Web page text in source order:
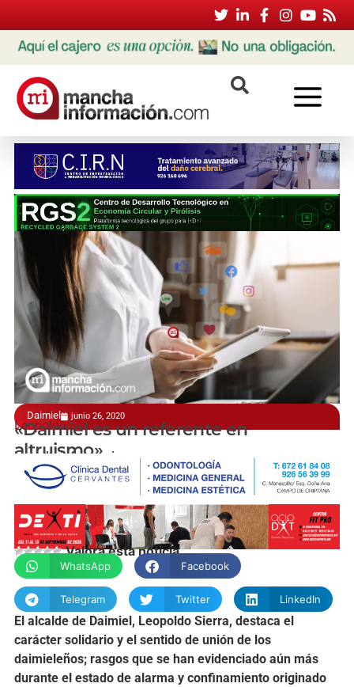
Daimiel junio 26, 2020
Leopoldo Sierra, en su balance del año político
«Daimiel es un referente en
altruismo»
manchainformacion.com
Valora esta noticia
WhatsApp Facebook
Telegram Twitter LinkedIn
El alcalde de Daimiel, Leopoldo Sierra, destaca el
carácter solidario y el sentido de unión de los
daimieleños; rasgos que se han evidenciado aún más
durante el estado de alarma y confinamiento originado